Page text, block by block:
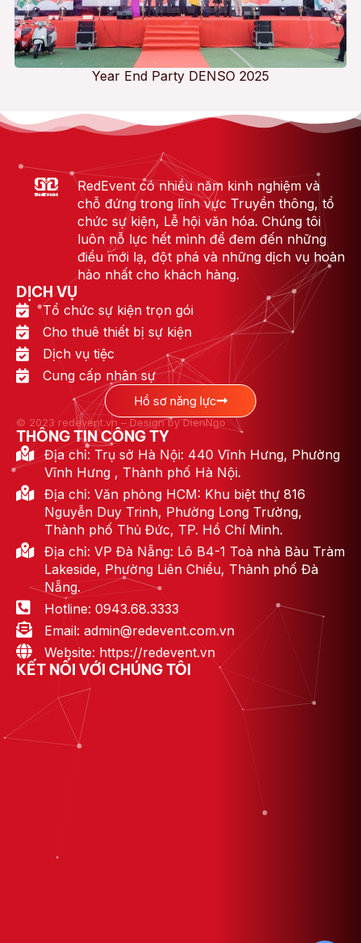
Year End Party DENSO 2025
RedEvent có nhiều năm kinh nghiệm và
chỗ đứng trong lĩnh vực Truyền thông, tổ
chức sự kiện, Lễ hội văn hóa. Chúng tôi
luôn nỗ lực hết mình để đem đến những
điều mới lạ, đột phá và những dịch vụ hoàn
hảo nhất cho khách hàng.
DỊCH VỤ
Tổ chức sự kiện trọn gói
Cho thuê thiết bị sự kiện
Dịch vụ tiệc
Cung cấp nhân sự
Hồ sơ năng lực
© 2023 redevent.vn – Design by DienNgo
THÔNG TIN CÔNG TY
Địa chỉ: Trụ sở Hà Nội: 440 Vĩnh Hưng, Phường
Vĩnh Hưng , Thành phố Hà Nội.
Địa chỉ: Văn phòng HCM: Khu biệt thự 816
Nguyễn Duy Trinh, Phường Long Trường,
Thành phố Thủ Đức, TP. Hồ Chí Minh.
Địa chỉ: VP Đà Nẵng: Lô B4-1 Toà nhà Bàu Tràm
Lakeside, Phường Liên Chiểu, Thành phố Đà
Nẵng.
Hotline: 0943.68.3333
Email: admin@redevent.com.vn
Website: https://redevent.vn
KẾT NỐI VỚI CHÚNG TÔI